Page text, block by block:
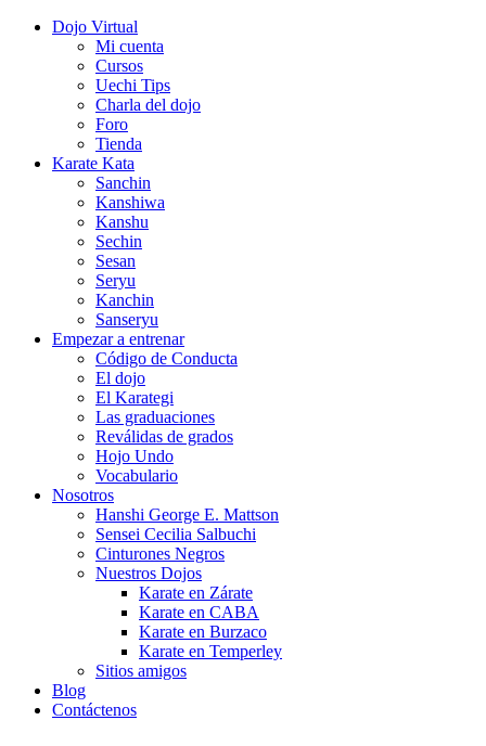
Dojo Virtual
Mi cuenta
Cursos
Uechi Tips
Charla del dojo
Foro
Tienda
Karate Kata
Sanchin
Kanshiwa
Kanshu
Sechin
Sesan
Seryu
Kanchin
Sanseryu
Empezar a entrenar
Código de Conducta
El dojo
El Karategi
Las graduaciones
Reválidas de grados
Hojo Undo
Vocabulario
Nosotros
Hanshi George E. Mattson
Sensei Cecilia Salbuchi
Cinturones Negros
Nuestros Dojos
Karate en Zárate
Karate en CABA
Karate en Burzaco
Karate en Temperley
Sitios amigos
Blog
Contáctenos